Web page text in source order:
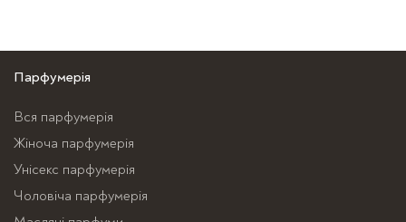
має
кілька
Параметри
можна
вибрати
на
сторінці
має
Парфумерія
Вся парфумерія
Жіноча парфумерія
Унісекс парфумерія
Чоловіча парфумерія